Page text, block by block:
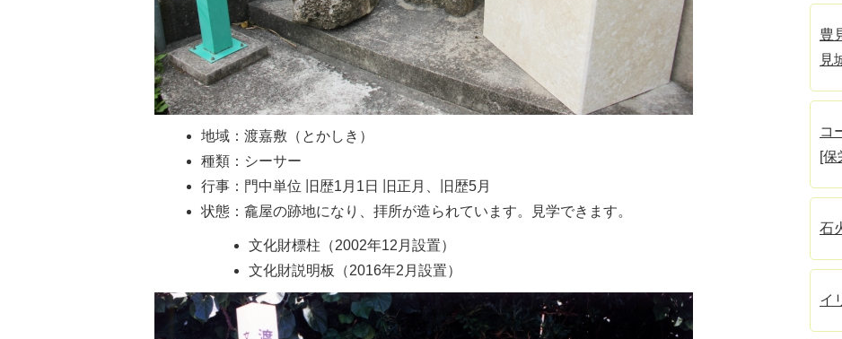
地域：渡嘉敷（とかしき）
種類：シーサー
行事：門中単位 旧歴1月1日 旧正月、旧歴5月
状態：龕屋の跡地になり、拝所が造られています。見学できます。
文化財標柱（2002年12月設置）
文化財説明板（2016年2月設置）
豊
見
コ
[保
石
イ